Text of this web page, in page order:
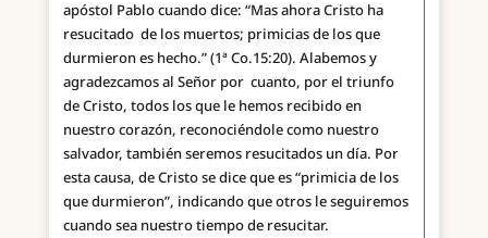
apóstol Pablo cuando dice: “Mas ahora Cristo ha
resucitado de los muertos; primicias de los que
durmieron es hecho.” (1ª Co.15:20). Alabemos y
agradezcamos al Señor por cuanto, por el triunfo
de Cristo, todos los que le hemos recibido en
nuestro corazón, reconociéndole como nuestro
salvador, también seremos resucitados un día. Por
esta causa, de Cristo se dice que es “primicia de los
que durmieron”, indicando que otros le seguiremos
cuando sea nuestro tiempo de resucitar.